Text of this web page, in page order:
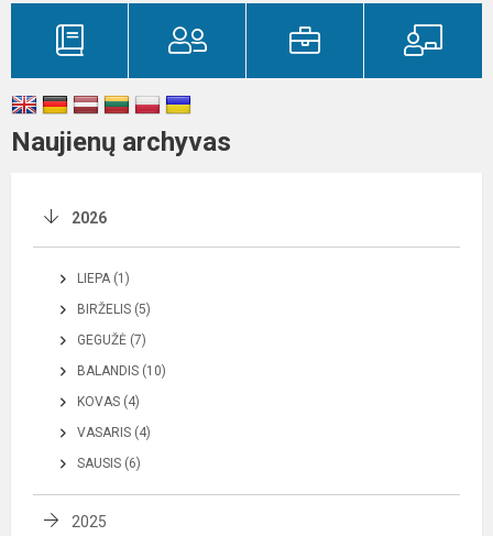
Naujienų archyvas
2026
LIEPA (1)
BIRŽELIS (5)
GEGUŽĖ (7)
BALANDIS (10)
KOVAS (4)
VASARIS (4)
SAUSIS (6)
2025